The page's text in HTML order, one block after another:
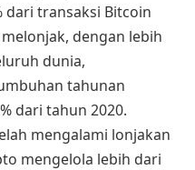
dari transaksi Bitcoin
dengan lebih
dunia,
tahunan
dari tahun 2020.
mengalami lonjakan
mengelola lebih dari